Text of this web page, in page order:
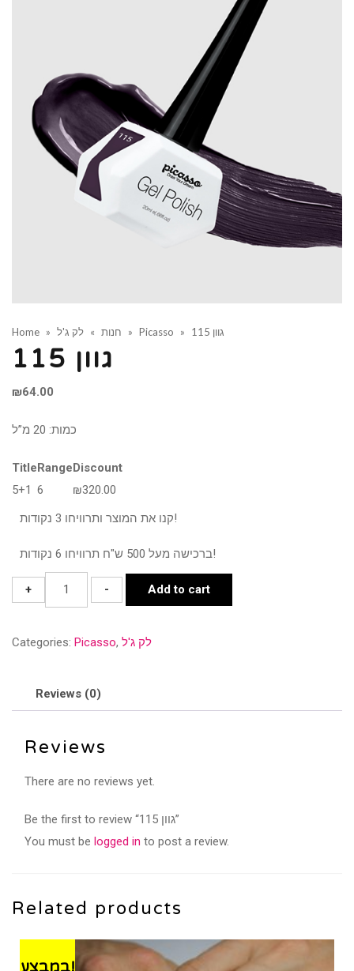
Home » חנות » לק ג'ל » Picasso » גוון 115
גוון 115
₪64.00
כמות: 20 מ”ל
TitleRangeDiscount
5+1 6 ₪320.00
קנו את המוצר ותרוויחו 3 נקודות!
ברכישה מעל 500 ש"ח תרוויחו 6 נקודות!
+
115
- Add to cart
Categories: Picasso, לק ג'ל
Reviews (0)
Reviews
There are no reviews yet.
Be the first to review “גוון 115”
You must be logged in to post a review.
Related products
במבצע!